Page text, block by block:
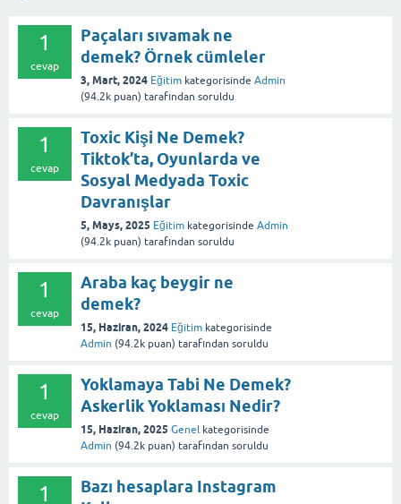
1
cevap
Paçaları sıvamak ne
demek? Örnek cümleler
3, Mart, 2024 Eğitim kategorisinde Admin
(94.2k puan) tarafından soruldu
1
cevap
Toxic Kişi Ne Demek?
Tiktok’ta, Oyunlarda ve
Sosyal Medyada Toxic
Davranışlar
5, Mays, 2025 Eğitim kategorisinde Admin
(94.2k puan) tarafından soruldu
1
cevap
Araba kaç beygir ne
demek?
15, Haziran, 2024 Eğitim kategorisinde
Admin (94.2k puan) tarafından soruldu
1
cevap
Yoklamaya Tabi Ne Demek?
Askerlik Yoklaması Nedir?
15, Haziran, 2025 Genel kategorisinde
Admin (94.2k puan) tarafından soruldu
1
Bazı hesaplara Instagram